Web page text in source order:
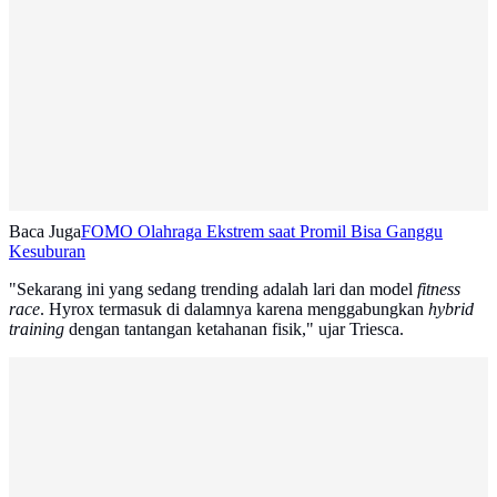
Baca JugaFOMO Olahraga Ekstrem saat Promil Bisa Ganggu
Kesuburan
"Sekarang ini yang sedang trending adalah lari dan model fitness
race. Hyrox termasuk di dalamnya karena menggabungkan hybrid
training dengan tantangan ketahanan fisik," ujar Triesca.